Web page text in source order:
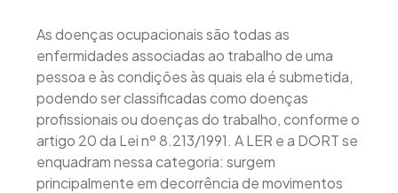
As doenças ocupacionais são todas as
enfermidades associadas ao trabalho de uma
pessoa e às condições às quais ela é submetida,
podendo ser classificadas como doenças
profissionais ou doenças do trabalho, conforme o
artigo 20 da Lei nº 8.213/1991. A LER e a DORT se
enquadram nessa categoria: surgem
principalmente em decorrência de movimentos